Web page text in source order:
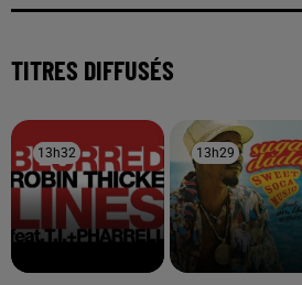
TITRES DIFFUSÉS
13h32
13h32 13h29
13h29